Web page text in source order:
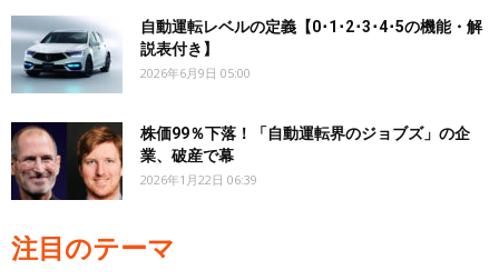
自動運転レベルの定義【0･1･2･3･4･5の機能・解
説表付き】
2026年6月9日 05:00
株価99％下落！「自動運転界のジョブズ」の企
業、破産で幕
2026年1月22日 06:39
注目のテーマ